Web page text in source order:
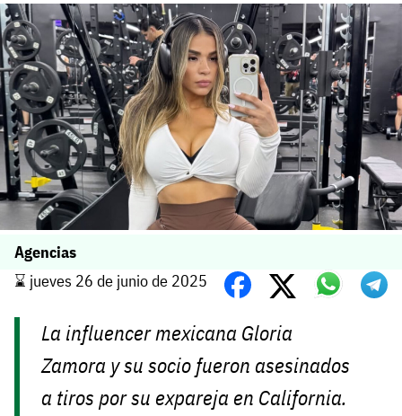
Agencias
⌛️ jueves 26 de junio de 2025
La influencer mexicana Gloria
Zamora y su socio fueron asesinados
a tiros por su expareja en California.